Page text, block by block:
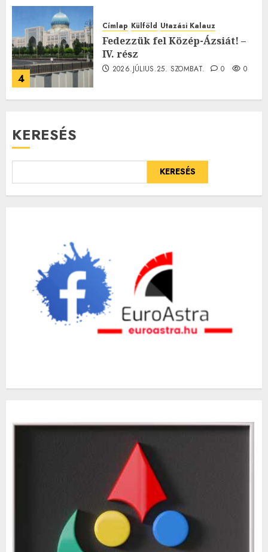
4
Címlap Külföld Utazási Kalauz
Fedezzük fel Közép-Ázsiát! –
IV. rész
2026.JÚLIUS.25. SZOMBAT. 0 0
KERESÉS
KERESÉS